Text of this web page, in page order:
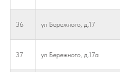
36 ул Бережного, д.17
37 ул Бережного, д.17а